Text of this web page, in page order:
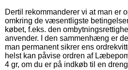
Dertil rekommanderer vi at man er
omkring de væsentligste
købet, f.eks. den
anvender. I den sammenhæng er
man permanent sikrer ens
helst kan påvise ordren af
4 gr, om du er på indkøb til en